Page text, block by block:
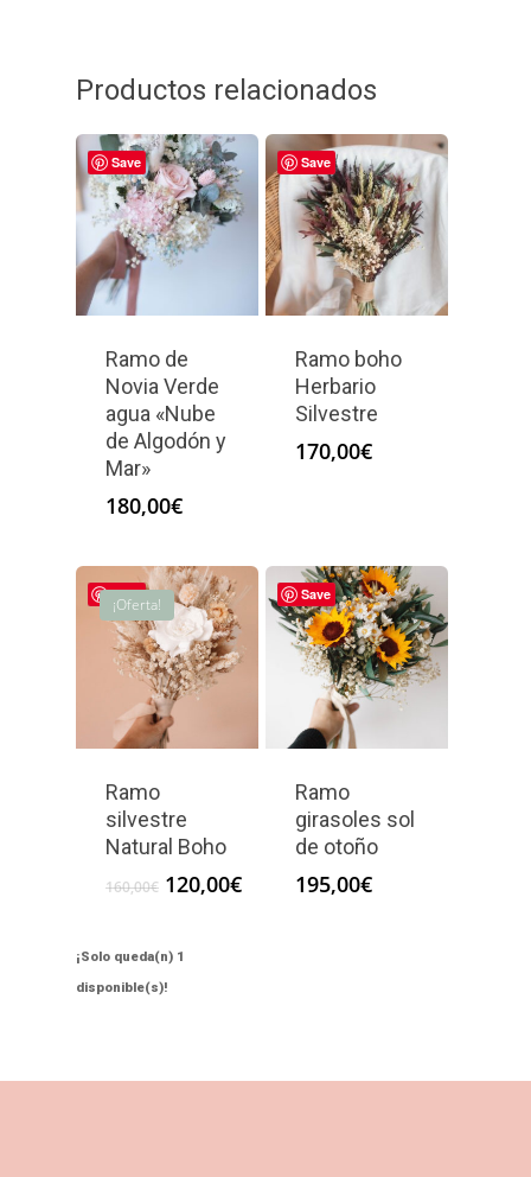
Productos relacionados
Save
Ramo de
Novia Verde
agua «Nube
de Algodón y
Mar»
180,00€
Save
Ramo boho
Herbario
Silvestre
170,00€
Save
¡Oferta!
Ramo
silvestre
Natural Boho
160,00€ El
era:
160,00€.
120,00€El
¡Solo queda(n) 1
disponible(s)!
Save
Ramo
girasoles sol
de otoño
195,00€